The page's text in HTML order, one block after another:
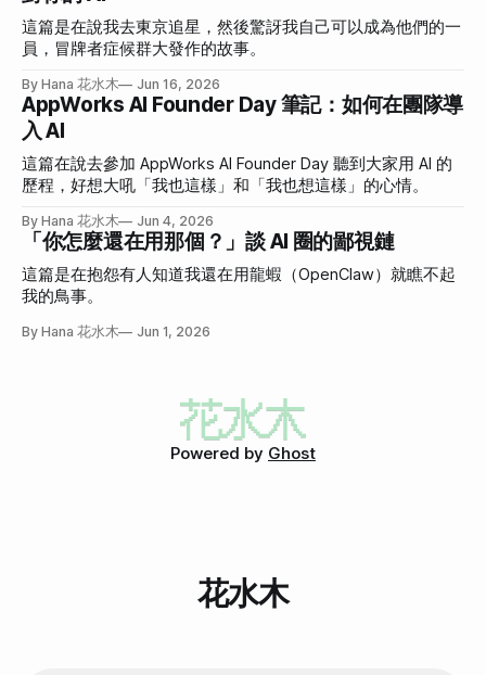
這篇是在說我去東京追星，然後驚訝我自己可以成為他們的一
員，冒牌者症候群大發作的故事。
By Hana 花水木 Jun 16, 2026
AppWorks AI Founder Day 筆記：如何在團隊導
入 AI
這篇在說去參加 AppWorks AI Founder Day 聽到大家用 AI 的
歷程，好想大吼「我也這樣」和「我也想這樣」的心情。
By Hana 花水木 Jun 4, 2026
「你怎麼還在用那個？」談 AI 圈的鄙視鏈
這篇是在抱怨有人知道我還在用龍蝦（OpenClaw）就瞧不起
我的鳥事。
By Hana 花水木 Jun 1, 2026
Powered by Ghost
花水木